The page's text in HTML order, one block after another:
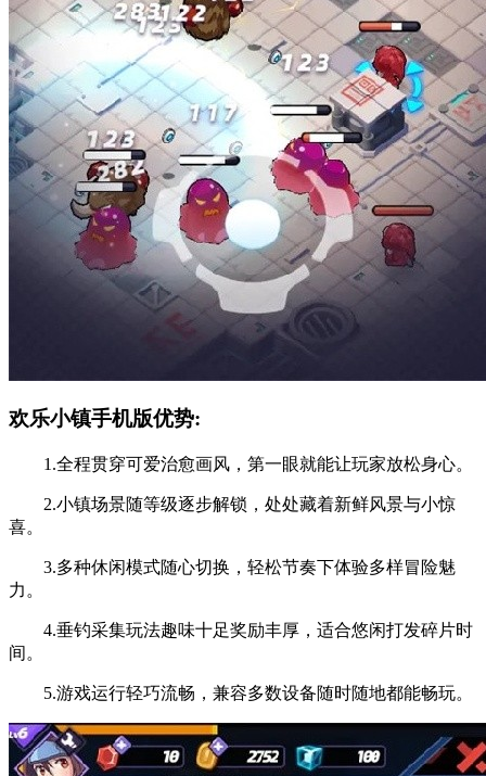
欢乐小镇手机版优势:
1.全程贯穿可爱治愈画风，第一眼就能让玩家放松身心。
2.小镇场景随等级逐步解锁，处处藏着新鲜风景与小惊
喜。
3.多种休闲模式随心切换，轻松节奏下体验多样冒险魅
力。
4.垂钓采集玩法趣味十足奖励丰厚，适合悠闲打发碎片时
间。
5.游戏运行轻巧流畅，兼容多数设备随时随地都能畅玩。